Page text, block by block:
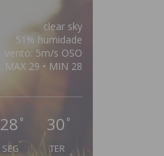
clear sky
51% humidade
vento: 5m/s OSO
MAX 29 • MIN 28
28 °
SEG
30 °
TER